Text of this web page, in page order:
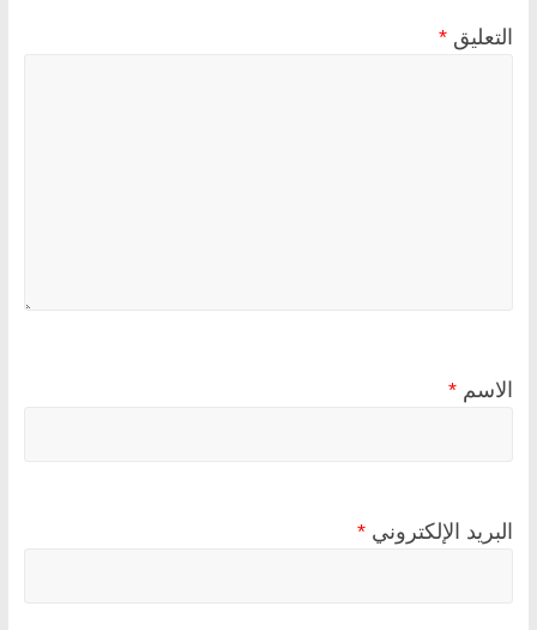
التعليق *
الاسم *
البريد الإلكتروني *